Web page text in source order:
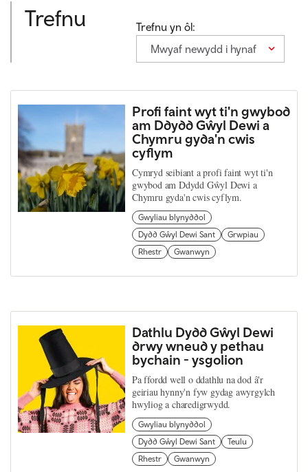
Trefnu
Trefnu yn ôl:
Mwyaf newydd i hynaf
Profi faint wyt ti'n gwybod
am Ddydd Gŵyl Dewi a
Chymru gyda'n cwis
cyflym
Cymryd seibiant a profi faint wyt ti'n
gwybod am Ddydd Gŵyl Dewi a
Chymru gyda'n cwis cyflym.
Gwyliau blynyddol
Dydd Gŵyl Dewi Sant
Grwpiau
Rhestr
Gwanwyn
Dathlu Dydd Gŵyl Dewi
drwy wneud y pethau
bychain - ysgolion
Pa ffordd well o ddathlu na dod â'r
geiriau hynny'n fyw gydag awyrgylch
hwyliog a charedigrwydd.
Gwyliau blynyddol
Dydd Gŵyl Dewi Sant
Teulu
Rhestr
Gwanwyn